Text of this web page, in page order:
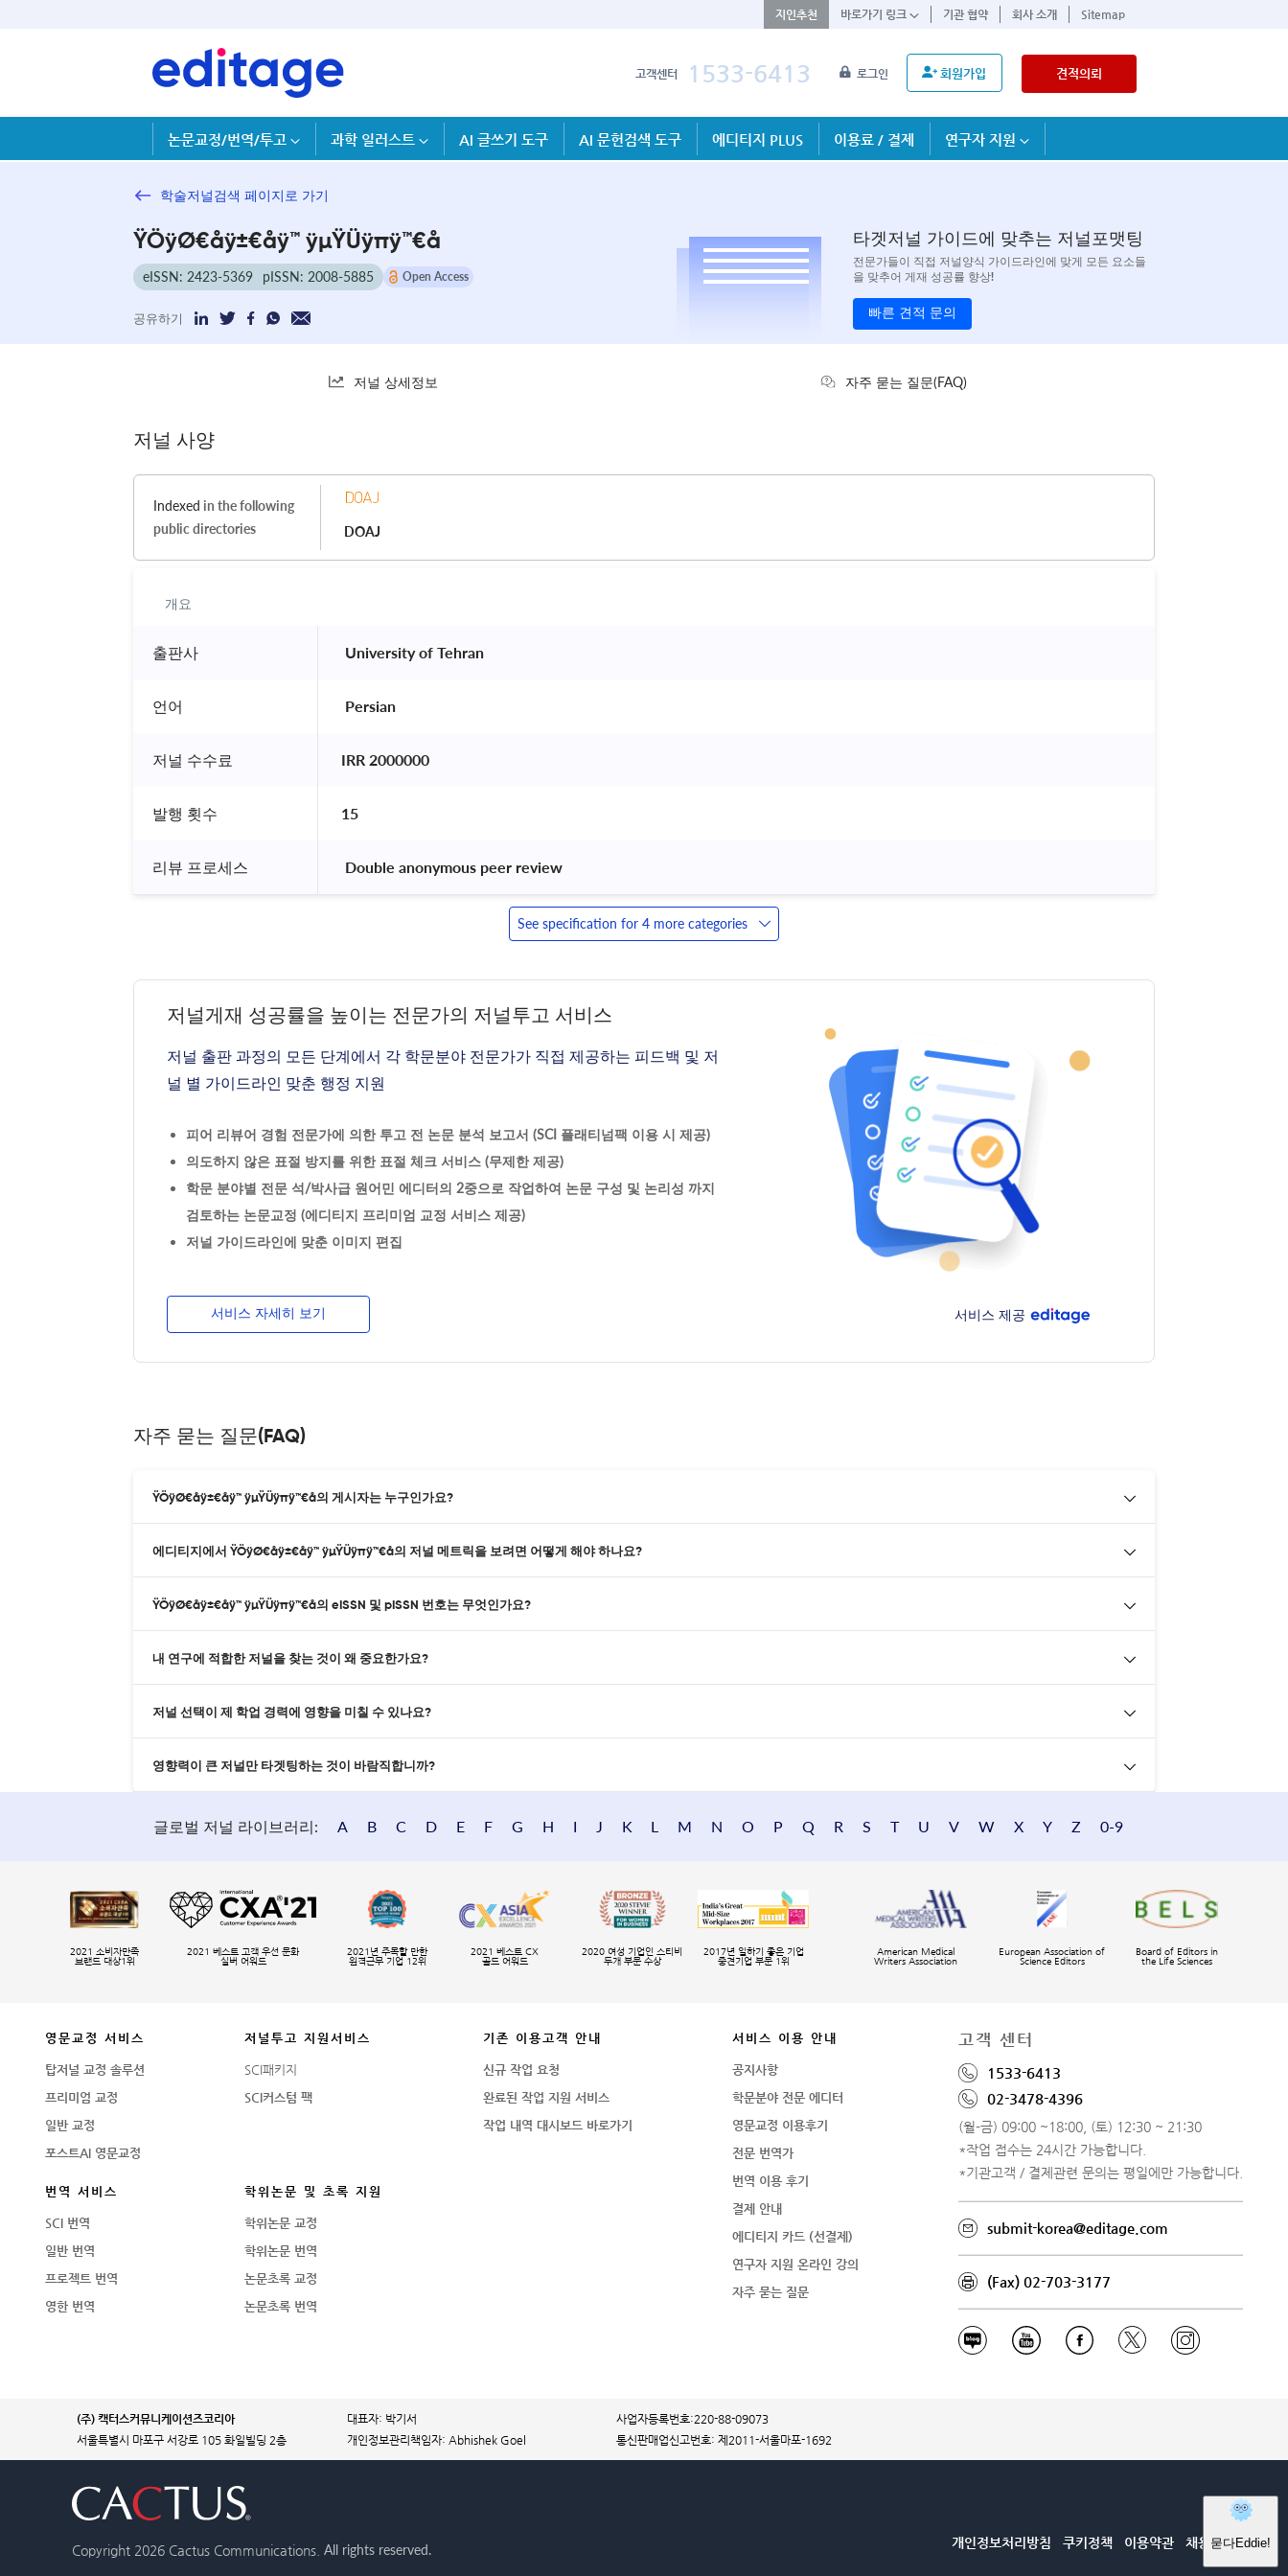
지인추천 바로가기 링크 기관 협약 회사 소개 Sitemap
고객센터 1533-6413 로그인 회원가입 견적의뢰
논문교정/번역/투고 과학 일러스트 AI 글쓰기 도구 AI 문헌검색 도구 에디티지 PLUS 이용료 / 결제 연구자 지원
학술저널검색 페이지로 가기
ŸÖÿØ€åÿ±€åÿ™ ÿµŸÜÿπÿ™€å
eISSN: 2423-5369 pISSN: 2008-5885 Open Access
공유하기
타겟저널 가이드에 맞추는 저널포맷팅
전문가들이 직접 저널양식 가이드라인에 맞게 모든 요소들
을 맞추어 게재 성공률 향상!
빠른 견적 문의
저널 상세정보 자주 묻는 질문(FAQ)
저널 사양
Indexed in the following
public directories
DOAJ
개요
출판사 University of Tehran
언어 Persian
저널 수수료 IRR 2000000
발행 횟수 15
리뷰 프로세스 Double anonymous peer review
See specification for 4 more categories
저널게재 성공률을 높이는 전문가의 저널투고 서비스
저널 출판 과정의 모든 단계에서 각 학문분야 전문가가 직접 제공하는 피드백 및 저
널 별 가이드라인 맞춘 행정 지원
피어 리뷰어 경험 전문가에 의한 투고 전 논문 분석 보고서 (SCI 플래티넘팩 이용 시 제공)
의도하지 않은 표절 방지를 위한 표절 체크 서비스 (무제한 제공)
학문 분야별 전문 석/박사급 원어민 에디터의 2중으로 작업하여 논문 구성 및 논리성 까지
검토하는 논문교정 (에디티지 프리미엄 교정 서비스 제공)
저널 가이드라인에 맞춘 이미지 편집
서비스 자세히 보기 서비스 제공
자주 묻는 질문(FAQ)
ŸÖÿØ€åÿ±€åÿ™ ÿµŸÜÿπÿ™€å의 게시자는 누구인가요?
에디티지에서 ŸÖÿØ€åÿ±€åÿ™ ÿµŸÜÿπÿ™€å의 저널 메트릭을 보려면 어떻게 해야 하나요?
ŸÖÿØ€åÿ±€åÿ™ ÿµŸÜÿπÿ™€å의 eISSN 및 pISSN 번호는 무엇인가요?
내 연구에 적합한 저널을 찾는 것이 왜 중요한가요?
저널 선택이 제 학업 경력에 영향을 미칠 수 있나요?
영향력이 큰 저널만 타겟팅하는 것이 바람직합니까?
글로벌 저널 라이브러리: A B C D E F G H I J K L M N O P Q R S T U V W X Y Z 0-9